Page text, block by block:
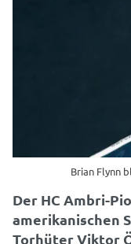
Brian Flynn
Der HC Ambri-
amerikanischen
Torhüter Viktor